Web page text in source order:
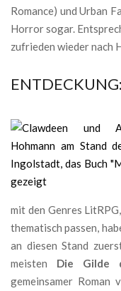
Romance) und Urban
Horror sogar.
zufrieden wieder nach
mit den Genres
thematisch passen,
an diesen Stand
meisten Die Gilde
gemeinsamer Roman